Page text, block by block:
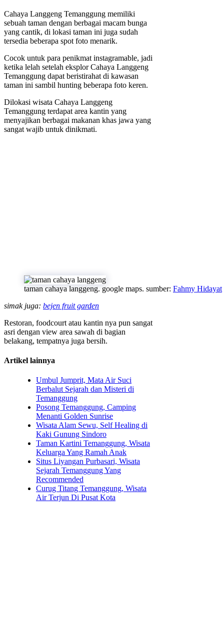
Cahaya Langgeng Temanggung memiliki
sebuah taman dengan berbagai macam bunga
yang cantik, di lokasi taman ini juga sudah
tersedia beberapa spot foto menarik.
Cocok untuk para penikmat instagramable, jadi
ketika lelah setelah eksplor Cahaya Langgeng
Temanggung dapat beristirahat di kawasan
taman ini sambil hunting beberapa foto keren.
Dilokasi wisata Cahaya Langgeng
Temanggung terdapat area kantin yang
menyajikan berbagai makanan khas jawa yang
sangat wajib untuk dinikmati.
taman cahaya langgeng. google maps. sumber: Fahmy Hidayat
simak juga: bejen fruit garden
Restoran, foodcourt atau kantin nya pun sangat
asri dengan view area sawah di bagian
belakang, tempatnya juga bersih.
Artikel lainnya
Umbul Jumprit, Mata Air Suci
Berbalut Sejarah dan Misteri di
Temanggung
Posong Temanggung, Camping
Menanti Golden Sunrise
Wisata Alam Sewu, Self Healing di
Kaki Gunung Sindoro
Taman Kartini Temanggung, Wisata
Keluarga Yang Ramah Anak
Situs Liyangan Purbasari, Wisata
Sejarah Temanggung Yang
Recommended
Curug Titang Temanggung, Wisata
Air Terjun Di Pusat Kota